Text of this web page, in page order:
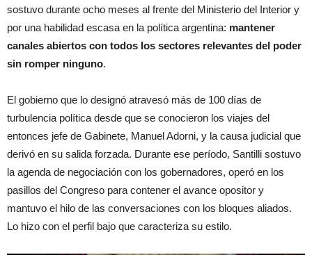
sostuvo durante ocho meses al frente del Ministerio del Interior y
por una habilidad escasa en la política argentina: mantener
canales abiertos con todos los sectores relevantes del poder
sin romper ninguno.
El gobierno que lo designó atravesó más de 100 días de
turbulencia política desde que se conocieron los viajes del
entonces jefe de Gabinete, Manuel Adorni, y la causa judicial que
derivó en su salida forzada. Durante ese período, Santilli sostuvo
la agenda de negociación con los gobernadores, operó en los
pasillos del Congreso para contener el avance opositor y
mantuvo el hilo de las conversaciones con los bloques aliados.
Lo hizo con el perfil bajo que caracteriza su estilo.